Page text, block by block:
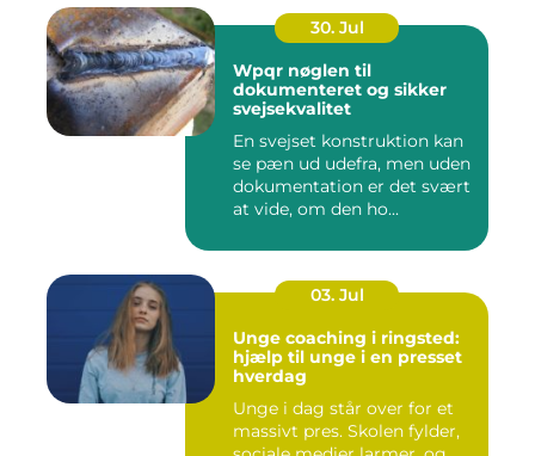
30. Jul
Wpqr nøglen til
dokumenteret og sikker
svejsekvalitet
En svejset konstruktion kan
se pæn ud udefra, men uden
dokumentation er det svært
at vide, om den ho...
03. Jul
Unge coaching i ringsted:
hjælp til unge i en presset
hverdag
Unge i dag står over for et
massivt pres. Skolen fylder,